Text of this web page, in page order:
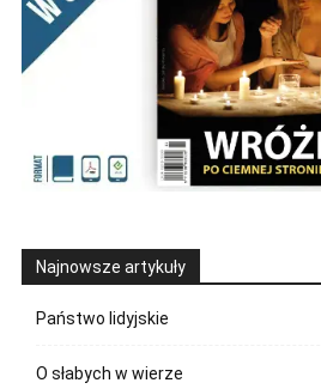
Najnowsze artykuły
Państwo lidyjskie
O słabych w wierze